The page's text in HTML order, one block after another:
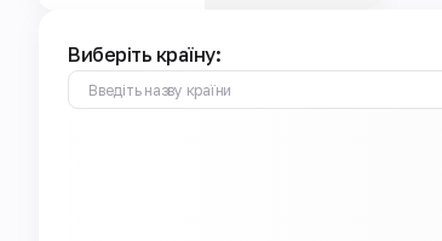
Виберіть країну: